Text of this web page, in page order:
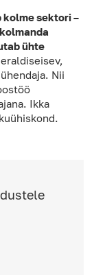
kolme sektori –
ühte
Nii
Ikka